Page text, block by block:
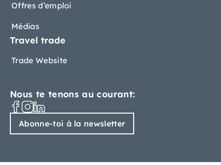
Offres d’emploi
Médias
Travel trade
Trade Website
Nous te tenons au courant:
Abonne-toi à la newsletter